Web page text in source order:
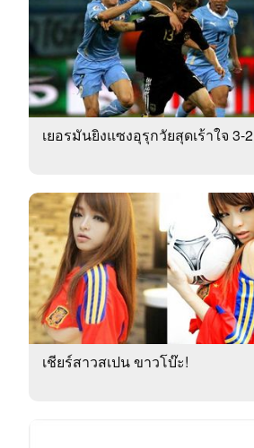
เยอรมันยิงแซงอุรุกวัยสุดเร้าใจ 3-2
เชียร์สาวสเปน ขาวโบ๊ะ!